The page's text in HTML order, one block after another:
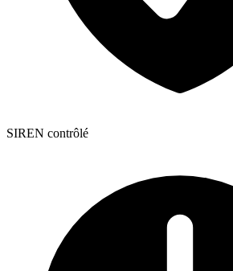
SIREN contrôlé